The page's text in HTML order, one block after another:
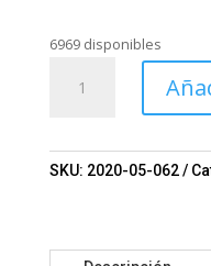
6969 disponibles
personalizado
cantidad
SKU: 2020-05-062